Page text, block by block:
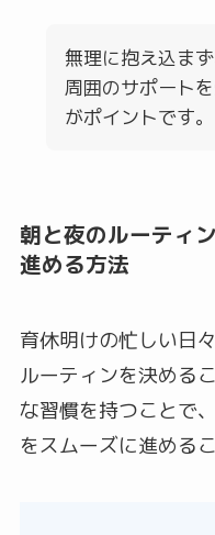
無理に抱え込ま
周囲のサポート
がポイントです。
朝と夜のルーティ
進める方法
育休明けの忙しい日
ルーティンを決める
な習慣を持つことで
をスムーズに進める